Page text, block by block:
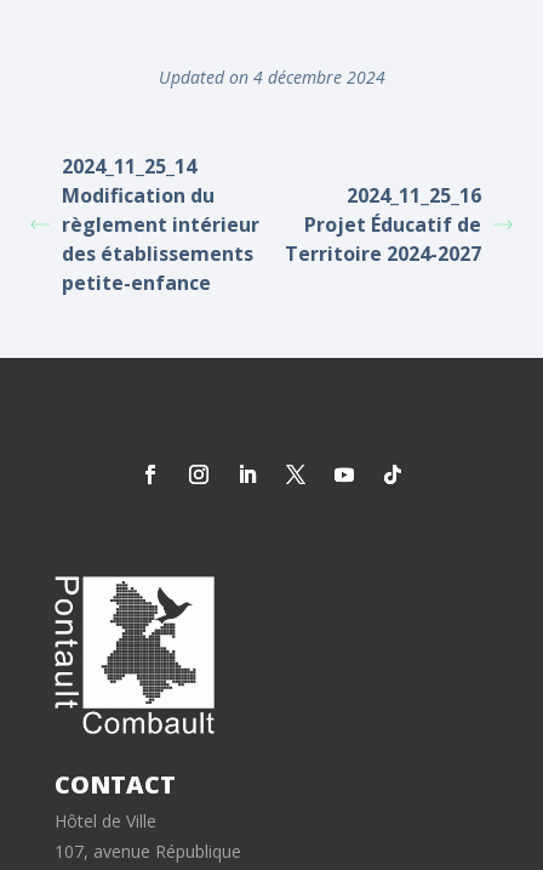
Updated on 4 décembre 2024
2024_11_25_14
Modification du
règlement intérieur
des établissements
petite-enfance
2024_11_25_16
Projet Éducatif de
Territoire 2024-2027
CONTACT
Hôtel de Ville
107, avenue République